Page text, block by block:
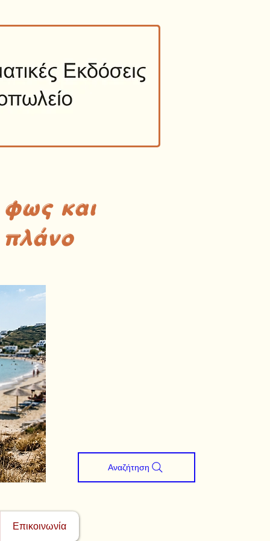
και
Επικοινωνία
Αναζήτηση